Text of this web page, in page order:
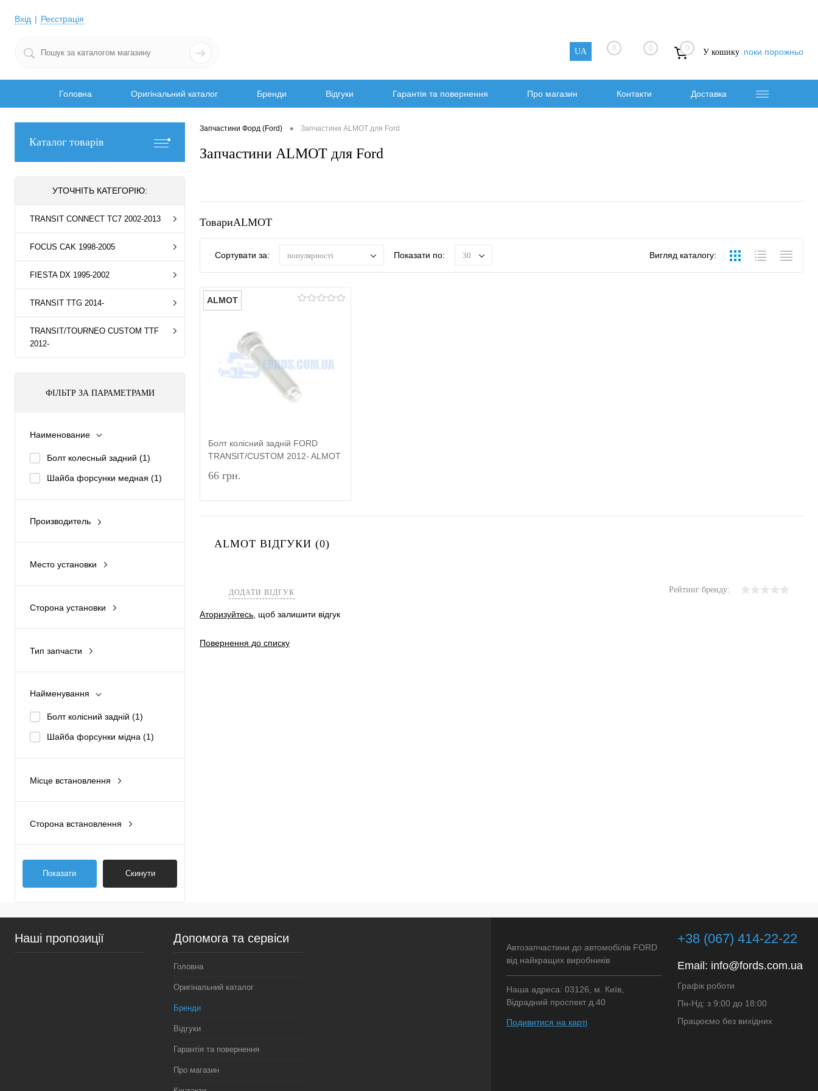
Вхід Реєстрація
UA 0 0 0 У кошику поки порожньо
Головна Оригінальний каталог Бренди Відгуки Гарантія та повернення Про магазин Контакти Доставка
Каталог товарів
УТОЧНІТЬ КАТЕГОРІЮ:
TRANSIT CONNECT TC7 2002-2013
FOCUS CAK 1998-2005
FIESTA DX 1995-2002
TRANSIT TTG 2014-
TRANSIT/TOURNEO CUSTOM TTF
2012-
ФІЛЬТР ЗА ПАРАМЕТРАМИ
Наименование
Болт колесный задний (1)
Шайба форсунки медная (1)
Производитель
Место установки
Сторона установки
Тип запчасти
Найменування
Болт колісний задній (1)
Шайба форсунки мідна (1)
Місце встановлення
Сторона встановлення
Показати Скинути
Запчастини Форд (Ford) • Запчастини ALMOT для Ford
Запчастини ALMOT для Ford
ТовариALMOT
Сортувати за: популярності Показати по: 30 Вигляд каталогу:
ALMOT
Болт колісний задній FORD
TRANSIT/CUSTOM 2012- ALMOT
66 грн.
ALMOT ВІДГУКИ (0)
ДОДАТИ ВІДГУК Рейтинг бренду:
Аторизуйтесь, щоб залишити відгук
Повернення до списку
Наші пропозиції Допомога та сервіси
Головна
Оригінальний каталог
Бренди
Відгуки
Гарантія та повернення
Про магазин
Автозапчастини до автомобілів FORD
від найкращих виробників
Наша адреса: 03126, м. Київ,
Відрадний проспект д.40
Подивитися на карті
+38 (067) 414-22-22
Email: info@fords.com.ua
Графік роботи
Пн-Нд: з 9:00 до 18:00
Працюємо без вихідних